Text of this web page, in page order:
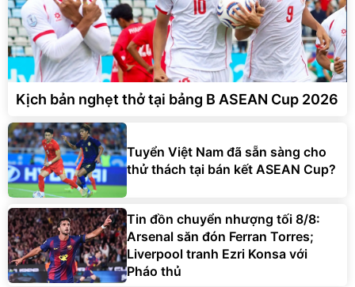
Kịch bản nghẹt thở tại bảng B ASEAN Cup 2026
Tuyển Việt Nam đã sẵn sàng cho
thử thách tại bán kết ASEAN Cup?
Tin đồn chuyển nhượng tối 8/8:
Arsenal săn đón Ferran Torres;
Liverpool tranh Ezri Konsa với
Pháo thủ